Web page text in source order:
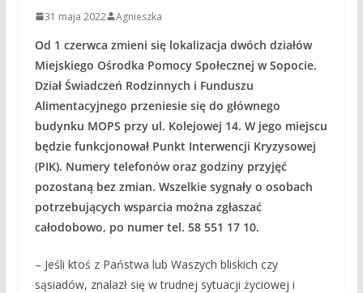
31 maja 2022 Agnieszka
Od 1 czerwca zmieni się lokalizacja dwóch działów
Miejskiego Ośrodka Pomocy Społecznej w Sopocie.
Dział Świadczeń Rodzinnych i Funduszu
Alimentacyjnego przeniesie się do głównego
budynku MOPS przy ul. Kolejowej 14. W jego miejscu
będzie funkcjonował Punkt Interwencji Kryzysowej
(PIK). Numery telefonów oraz godziny przyjęć
pozostaną bez zmian. Wszelkie sygnały o osobach
potrzebujących wsparcia można zgłaszać
całodobowo, po numer tel. 58 551 17 10.
– Jeśli ktoś z Państwa lub Waszych bliskich czy
sąsiadów, znalazł się w trudnej sytuacji życiowej i